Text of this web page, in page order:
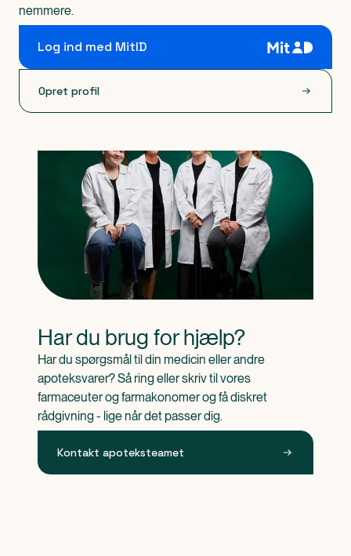
nemmere.
Log ind med MitID
Opret profil
Har du brug for hjælp?
Har du spørgsmål til din medicin eller andre
apoteksvarer? Så ring eller skriv til vores
farmaceuter og farmakonomer og få diskret
rådgivning - lige når det passer dig.
Kontakt apoteksteamet